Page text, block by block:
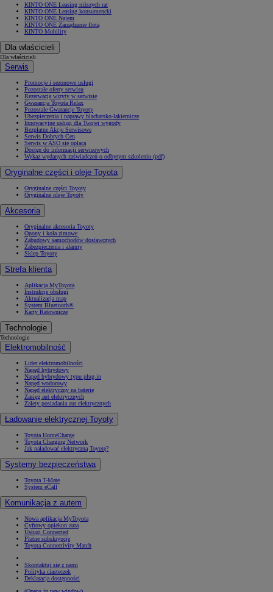
KINTO ONE Leasing niższych rat
KINTO ONE Leasing konsumencki
KINTO ONE Najem
KINTO ONE Zarządzanie flotą
KINTO Mobility
Dla właścicieli
Dla właścicieli
Serwis
Promocje i sezonowe usługi
Pozostałe oferty serwisu
Rezerwacja wizyty w serwisie
Gwarancja Toyota Relax
Pozostałe Gwarancje Toyoty
Ubezpieczenia i naprawy blacharsko-lakiernicze
Innowacyjne usługi dla Twojej wygody
Bezpłatne Akcje Serwisowe
Serwis Dobrych Cen
Serwis w ASO się opłaca
Dostęp do informacji serwisowych
Wykaz wydanych zaświadczeń o odbytym szkoleniu (pdf)
Oryginalne części i oleje Toyota
Oryginalne części Toyoty
Oryginalne oleje Toyoty
Akcesoria
Oryginalne akcesoria Toyoty
Opony i koła zimowe
Zabudowy samochodów dostawczych
Zabezpieczenia i alarmy
Sklep Toyoty
Strefa klienta
Aplikacja MyToyota
Instrukcje obsługi
Aktualizacja map
System Bluetooth®
Karty Ratownicze
Technologie
Technologie
Elektromobilność
Lider elektromobilności
Napęd hybrydowy
Napęd hybrydowy typu plug-in
Napęd wodorowy
Napęd elektryczny na baterię
Zasięg aut elektrycznych
Zalety posiadania aut elektrycznych
Ładowanie elektrycznej Toyoty
Toyota HomeCharge
Toyota Charging Network
Jak naładować elektryczną Toyotę?
Systemy bezpieczeństwa
Toyota T-Mate
System eCall
Komunikacja z autem
Nowa aplikacja MyToyota
Cyfrowy opiekun auta
Usługi Connected
Płatne subskrypcje
Toyota Connectivity Match
Skontaktuj się z nami
Polityka ciasteczek
Deklaracja dostępności